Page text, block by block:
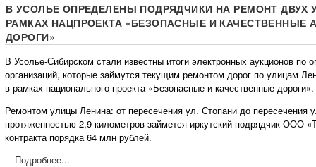
В УСОЛЬЕ ОПРЕДЕЛЕНЫ ПОДРЯДЧИКИ НА РЕМОНТ ДВУХ
РАМКАХ НАЦПРОЕКТА «БЕЗОПАСНЫЕ И КАЧЕСТВЕННЫЕ
ДОРОГИ»
В Усолье-Сибирском стали известны итоги электронных аукционов по
организаций, которые займутся текущим ремонтом дорог по улицам
в рамках национального проекта «Безопасные и качественные дороги».
Ремонтом улицы Ленина: от пересечения ул. Стопани до пересечения
протяженностью 2,9 километров займется иркутский подрядчик ООО
контракта порядка 64 млн рублей.
Подробнее...